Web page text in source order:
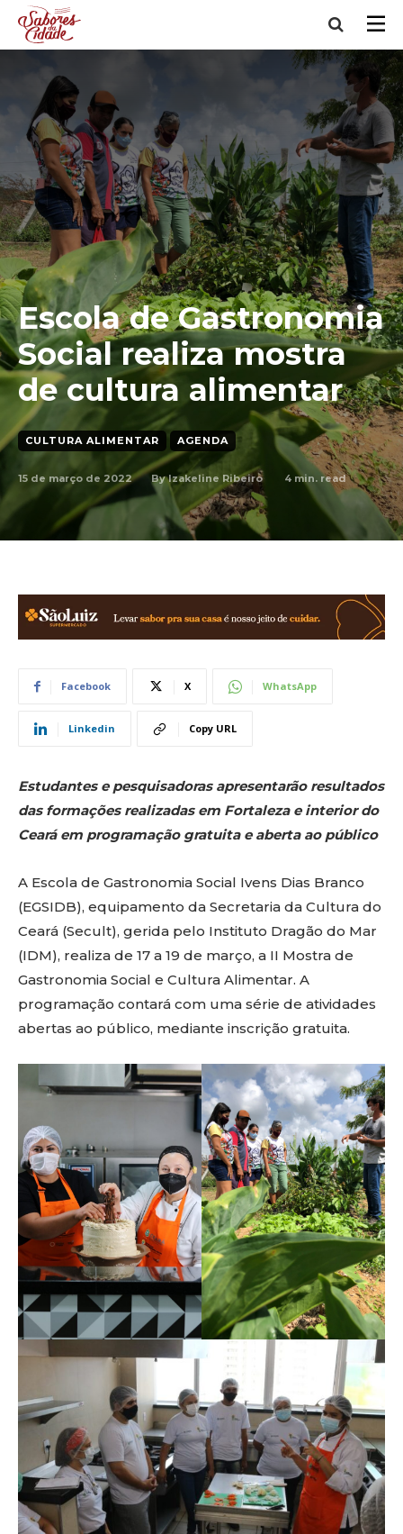
Escola de Gastronomia
Social realiza mostra
de cultura alimentar
CULTURA ALIMENTAR AGENDA
15 de março de 2022 By Izakeline Ribeiro 4 min. read
Facebook X WhatsApp
Linkedin Copy URL
Estudantes e pesquisadoras apresentarão resultados
das formações realizadas em Fortaleza e interior do
Ceará em programação gratuita e aberta ao público
A Escola de Gastronomia Social Ivens Dias Branco
(EGSIDB), equipamento da Secretaria da Cultura do
Ceará (Secult), gerida pelo Instituto Dragão do Mar
(IDM), realiza de 17 a 19 de março, a II Mostra de
Gastronomia Social e Cultura Alimentar. A
programação contará com uma série de atividades
abertas ao público, mediante inscrição gratuita.